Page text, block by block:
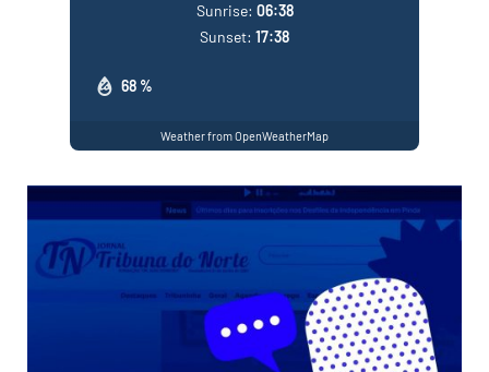
68 %
Sunrise: 06:38
Sunset: 17:38
Weather from OpenWeatherMap